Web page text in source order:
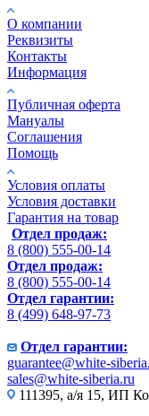
О компании
Реквизиты
Контакты
Информация
Публичная оферта
Мануалы
Соглашения
Помощь
Условия оплаты
Условия доставки
Гарантия на товар
Отдел продаж:
8 (800) 555-00-14
Отдел продаж:
8 (800) 555-00-14
Отдел гарантии:
8 (499) 648-97-73
Отдел гарантии:
guarantee@white-
sales@white-siberia.ru
111395, а/я 15, ИП